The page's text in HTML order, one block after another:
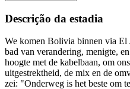
Descrição da estadia
We komen Bolivia binnen via El
bad van verandering, menigte,
hoogte met de kabelbaan, om
uitgestrektheid, de mix en de
zei: "Onderweg is het beste om